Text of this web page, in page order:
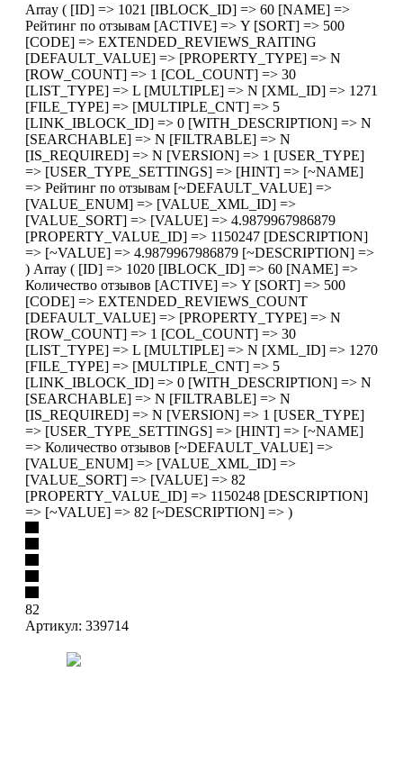
Array ( [ID] => 1021 [IBLOCK_ID] => 60 [NAME] =>
Рейтинг по отзывам [ACTIVE] => Y [SORT] => 500
[CODE] => EXTENDED_REVIEWS_RAITING
[DEFAULT_VALUE] => [PROPERTY_TYPE] => N
[ROW_COUNT] => 1 [COL_COUNT] => 30
[LIST_TYPE] => L [MULTIPLE] => N [XML_ID] => 1271
[FILE_TYPE] => [MULTIPLE_CNT] => 5
[LINK_IBLOCK_ID] => 0 [WITH_DESCRIPTION] => N
[SEARCHABLE] => N [FILTRABLE] => N
[IS_REQUIRED] => N [VERSION] => 1 [USER_TYPE]
=> [USER_TYPE_SETTINGS] => [HINT] => [~NAME]
=> Рейтинг по отзывам [~DEFAULT_VALUE] =>
[VALUE_ENUM] => [VALUE_XML_ID] =>
[VALUE_SORT] => [VALUE] => 4.9879967986879
[PROPERTY_VALUE_ID] => 1150247 [DESCRIPTION]
=> [~VALUE] => 4.9879967986879 [~DESCRIPTION] =>
) Array ( [ID] => 1020 [IBLOCK_ID] => 60 [NAME] =>
Количество отзывов [ACTIVE] => Y [SORT] => 500
[CODE] => EXTENDED_REVIEWS_COUNT
[DEFAULT_VALUE] => [PROPERTY_TYPE] => N
[ROW_COUNT] => 1 [COL_COUNT] => 30
[LIST_TYPE] => L [MULTIPLE] => N [XML_ID] => 1270
[FILE_TYPE] => [MULTIPLE_CNT] => 5
[LINK_IBLOCK_ID] => 0 [WITH_DESCRIPTION] => N
[SEARCHABLE] => N [FILTRABLE] => N
[IS_REQUIRED] => N [VERSION] => 1 [USER_TYPE]
=> [USER_TYPE_SETTINGS] => [HINT] => [~NAME]
=> Количество отзывов [~DEFAULT_VALUE] =>
[VALUE_ENUM] => [VALUE_XML_ID] =>
[VALUE_SORT] => [VALUE] => 82
[PROPERTY_VALUE_ID] => 1150248 [DESCRIPTION]
=> [~VALUE] => 82 [~DESCRIPTION] => )
82
Артикул: 339714